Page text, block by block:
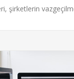
şirketlerin
düzeyde
yaparlar. Ortaya